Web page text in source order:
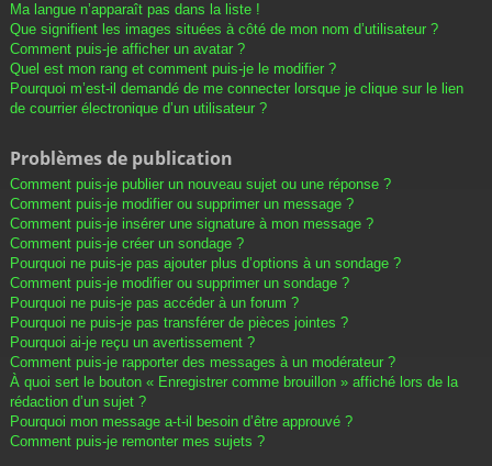
Ma langue n’apparaît pas dans la liste !
Que signifient les images situées à côté de mon nom d’utilisateur ?
Comment puis-je afficher un avatar ?
Quel est mon rang et comment puis-je le modifier ?
Pourquoi m’est-il demandé de me connecter lorsque je clique sur le lien
de courrier électronique d’un utilisateur ?
Problèmes de publication
Comment puis-je publier un nouveau sujet ou une réponse ?
Comment puis-je modifier ou supprimer un message ?
Comment puis-je insérer une signature à mon message ?
Comment puis-je créer un sondage ?
Pourquoi ne puis-je pas ajouter plus d’options à un sondage ?
Comment puis-je modifier ou supprimer un sondage ?
Pourquoi ne puis-je pas accéder à un forum ?
Pourquoi ne puis-je pas transférer de pièces jointes ?
Pourquoi ai-je reçu un avertissement ?
Comment puis-je rapporter des messages à un modérateur ?
À quoi sert le bouton « Enregistrer comme brouillon » affiché lors de la
rédaction d’un sujet ?
Pourquoi mon message a-t-il besoin d’être approuvé ?
Comment puis-je remonter mes sujets ?